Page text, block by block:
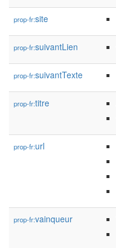
prop-fr:site
prop-fr:suivantLien
prop-fr:suivantTexte
prop-fr:titre
prop-fr:url
prop-fr:vainqueur